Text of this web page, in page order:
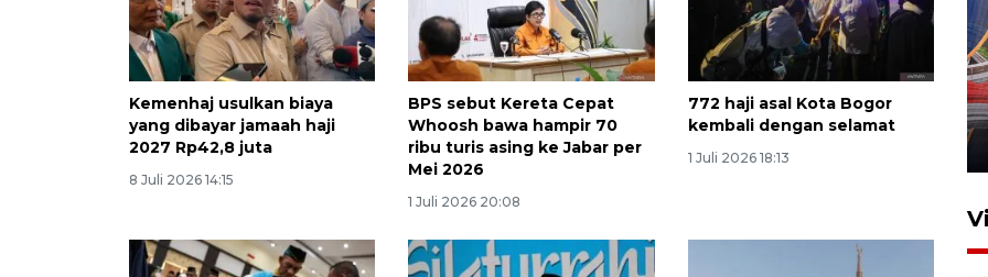
Kemenhaj usulkan biaya
yang dibayar jamaah haji
2027 Rp42,8 juta
8 Juli 2026 14:15
BPS sebut Kereta Cepat
Whoosh bawa hampir 70
ribu turis asing ke Jabar per
Mei 2026
1 Juli 2026 20:08
772 haji asal Kota Bogor
kembali dengan selamat
1 Juli 2026 18:13
Komisi V DPR tinjau
perlintasan sebidang di
Stasiun Bogor
12 Juni 2026 18:49